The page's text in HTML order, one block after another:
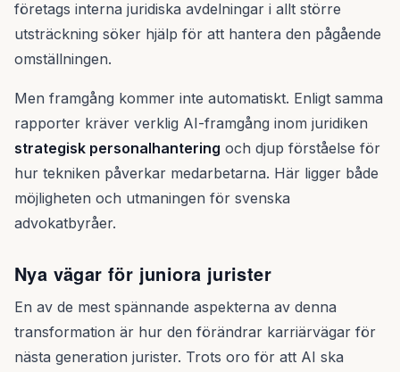
företags interna juridiska avdelningar i allt större
utsträckning söker hjälp för att hantera den pågående
omställningen.
Men framgång kommer inte automatiskt. Enligt samma
rapporter kräver verklig AI-framgång inom juridiken
strategisk personalhantering och djup förståelse för
hur tekniken påverkar medarbetarna. Här ligger både
möjligheten och utmaningen för svenska
advokatbyråer.
Nya vägar för juniora jurister
En av de mest spännande aspekterna av denna
transformation är hur den förändrar karriärvägar för
nästa generation jurister. Trots oro för att AI ska